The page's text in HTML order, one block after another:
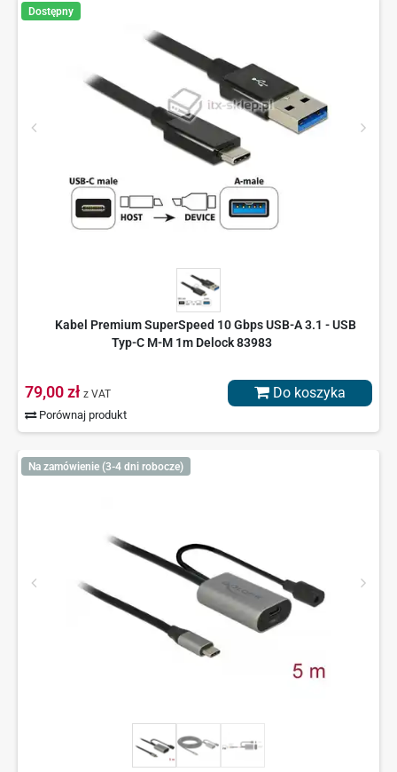
Dostępny
Kabel Premium SuperSpeed 10 Gbps USB-A 3.1 - USB
Typ-C M-M 1m Delock 83983
79,00 zł z VAT
Porównaj produkt
Do koszyka
Na zamówienie (3-4 dni robocze)